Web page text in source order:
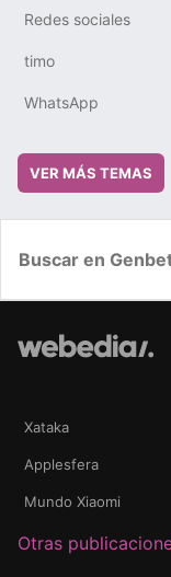
Redes sociales
timo
WhatsApp
VER MÁS TEMAS
Xataka
Applesfera
Mundo Xiaomi
Otras